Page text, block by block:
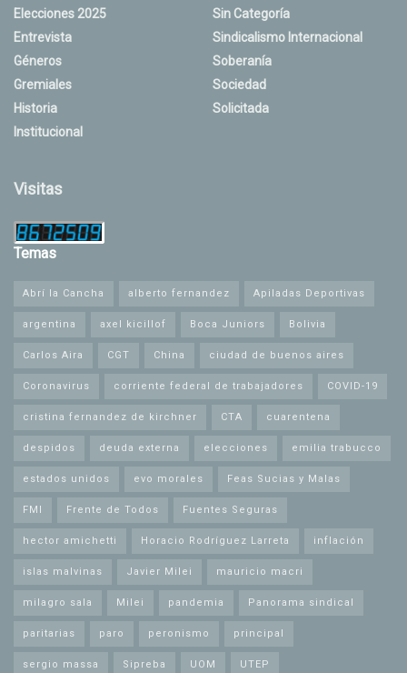
Elecciones 2025
Entrevista
Géneros
Gremiales
Historia
Institucional
Sin Categoría
Sindicalismo Internacional
Soberanía
Sociedad
Solicitada
Visitas
Temas
Abrí la Cancha alberto fernandez Apiladas Deportivas
argentina axel kicillof Boca Juniors Bolivia
Carlos Aira CGT China ciudad de buenos aires
Coronavirus corriente federal de trabajadores COVID-19
cristina fernandez de kirchner CTA cuarentena
despidos deuda externa elecciones emilia trabucco
estados unidos evo morales Feas Sucias y Malas
FMI Frente de Todos Fuentes Seguras
hector amichetti Horacio Rodríguez Larreta inflación
islas malvinas Javier Milei mauricio macri
milagro sala Milei pandemia Panorama sindical
paritarias paro peronismo principal
sergio massa Sipreba UOM UTEP